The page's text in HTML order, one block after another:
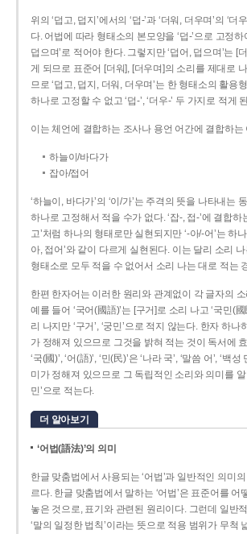
위의 ‘덥고, 덥지’에서의 ‘덥-­’과 ‘더워, 더우며’의 ‘더
다. 어법에 따라 형태소의 본모양을 ‘덥-­’으로 고정하
덥으며’로 적어야 한다. 그렇지만 ‘덥어, 덥으며’는 [
게 되므로 표준어 [더워], [더우며]의 소리를 제대로
므로 ‘덥고, 덥지, 더워, 더우며’는 한 형태소의 활용
하나로 고정할 수 없고 ‘덥-’, ‘더우-’ 두 가지로 적게
이는 체언에 결합하는 조사나 용언 어간에 결합하
하늘이/바다가
잡아/접어
‘하늘이, 바다가’의 ‘이/가’는 주격의 뜻을 나타내는
하나로 고정해서 적을 수가 없다. ‘잡-, 접-’에 결합하
고’처럼 하나의 형태로만 실현되지만 ‘-아/-어’는 하
아, 접어’와 같이 다르게 실현된다. 이는 달리 소리
형태소로 모두 적을 수 없어서 소리 나는 대로 적는
한편 한자어는 이러한 원리와 관계없이 각 글자의
예를 들어 ‘국어(國語)’는 [구거]로 소리 나고 ‘국민(
리 나지만 ‘구거’, ‘궁민’으로 적지 않는다. 한자 하나
가 정해져 있으므로 그것을 밝혀 적는 것이 독서에
‘국(國)’, ‘어(語)’, ‘민(民)’은 ‘나라 국’, ‘말씀 어’, ‘백
미가 정해져 있으므로 그 독립적인 소리와 의미를 알
민’으로 적는다.
더 알아보기
‘어법(語法)’의 의미
한글 맞춤법에서 사용되는 ‘어법’과 일반적인 의미의
르다. 한글 맞춤법에서 말하는 ‘어법’은 표준어를 어
놓은 것으로, 표기와 관련된 원리이다. 그런데 일반적
‘말의 일정한 법칙’이라는 뜻으로 적용 범위가 무척